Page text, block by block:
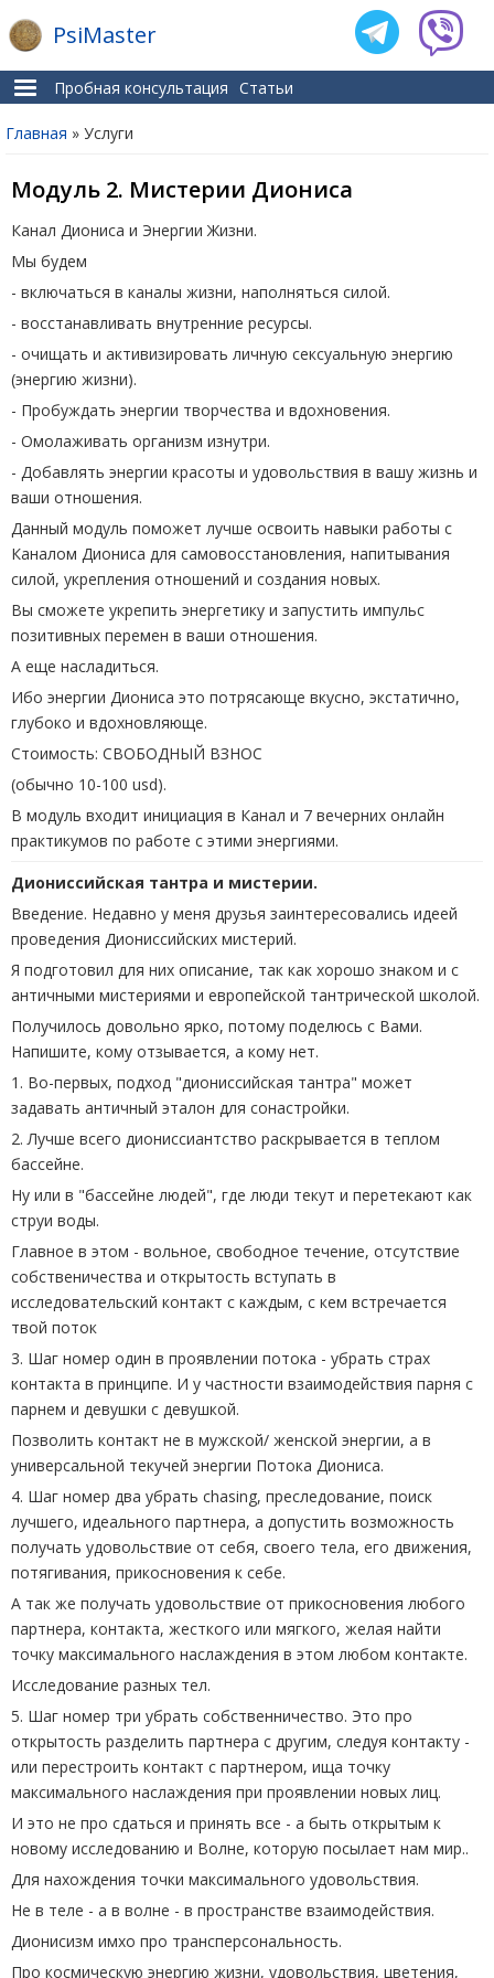
PsiMaster
Пробная консультация Статьи
Вы здесь
Главная » Услуги
Модуль 2. Мистерии Диониса
Канал Диониса и Энергии Жизни.
Мы будем
- включаться в каналы жизни, наполняться силой.
- восстанавливать внутренние ресурсы.
- очищать и активизировать личную сексуальную энергию
(энергию жизни).
- Пробуждать энергии творчества и вдохновения.
- Омолаживать организм изнутри.
- Добавлять энергии красоты и удовольствия в вашу жизнь и
ваши отношения.
Данный модуль поможет лучше освоить навыки работы с
Каналом Диониса для самовосстановления, напитывания
силой, укрепления отношений и создания новых.
Вы сможете укрепить энергетику и запустить импульс
позитивных перемен в ваши отношения.
А еще насладиться.
Ибо энергии Диониса это потрясающе вкусно, экстатично,
глубоко и вдохновляюще.
Стоимость: СВОБОДНЫЙ ВЗНОС
(обычно 10-100 usd).
В модуль входит инициация в Канал и 7 вечерних онлайн
практикумов по работе с этими энергиями.
Диониссийская тантра и мистерии.
Введение. Недавно у меня друзья заинтересовались идеей
проведения Диониссийских мистерий.
Я подготовил для них описание, так как хорошо знаком и с
античными мистериями и европейской тантрической школой.
Получилось довольно ярко, потому поделюсь с Вами.
Напишите, кому отзывается, а кому нет.
1. Во-первых, подход "диониссийская тантра" может
задавать античный эталон для сонастройки.
2. Лучше всего диониссиантство раскрывается в теплом
бассейне.
Ну или в "бассейне людей", где люди текут и перетекают как
струи воды.
Главное в этом - вольное, свободное течение, отсутствие
собственичества и открытость вступать в
исследовательский контакт с каждым, с кем встречается
твой поток
3. Шаг номер один в проявлении потока - убрать страх
контакта в принципе. И у частности взаимодействия парня с
парнем и девушки с девушкой.
Позволить контакт не в мужской/ женской энергии, а в
универсальной текучей энергии Потока Диониса.
4. Шаг номер два убрать chasing, преследование, поиск
лучшего, идеального партнера, а допустить возможность
получать удовольствие от себя, своего тела, его движения,
потягивания, прикосновения к себе.
А так же получать удовольствие от прикосновения любого
партнера, контакта, жесткого или мягкого, желая найти
точку максимального наслаждения в этом любом контакте.
Исследование разных тел.
5. Шаг номер три убрать собственничество. Это про
открытость разделить партнера с другим, следуя контакту -
или перестроить контакт с партнером, ища точку
максимального наслаждения при проявлении новых лиц.
И это не про сдаться и принять все - а быть открытым к
новому исследованию и Волне, которую посылает нам мир..
Для нахождения точки максимального удовольствия.
Не в теле - а в волне - в пространстве взаимодействия.
Дионисизм имхо про трансперсональность.
Про космическую энергию жизни, удовольствия, цветения,